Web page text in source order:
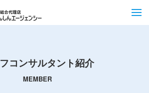
コンサルタント紹介
MEMBER